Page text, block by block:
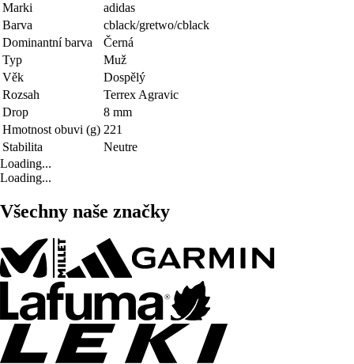
Marki
adidas
Barva
cblack/gretwo/cblack
Dominantní barva
Černá
Typ
Muž
Věk
Dospělý
Rozsah
Terrex Agravic
Drop
8 mm
Hmotnost obuvi (g) 221
Stabilita
Neutre
Loading...
Loading...
Všechny naše značky